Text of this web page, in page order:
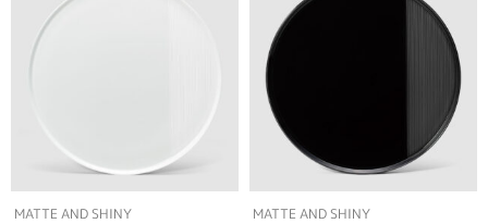
MATTE AND SHINY MATTE AND SHINY